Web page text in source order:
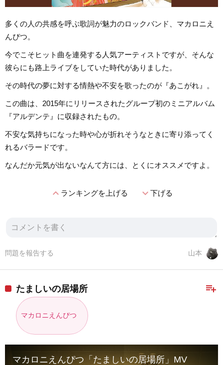
多くの人の共感を呼ぶ歌詞が魅力のロックバンド、マカロニえ
んぴつ。
今でこそヒット曲を連発する人気アーティストですが、そんな
彼らにも路上ライブをしていた時代がありました。
その時代の夢に対する情熱や不安を歌ったのが『あこがれ』。
この曲は、2015年にリリースされたグループ初のミニアルバム
『アルデンテ』に収録されたもの。
不安な気持ちになった時や心が折れそうなときに寄り添ってく
れるバラードです。
なんだか元気が出ないなんて方には、とくにオススメですよ。
expand_lessランキングを上げる expand_more下げる
山本
問題を報告する
playlist_add
たましいの居場所
マカロニえんぴつ
マカロニえんぴつ「たましいの居場所」MV